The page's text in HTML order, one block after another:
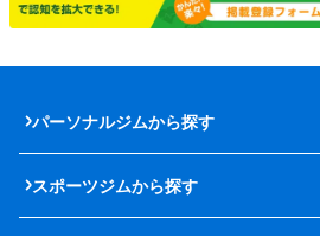
パーソナルジムから探す
スポーツジムから探す